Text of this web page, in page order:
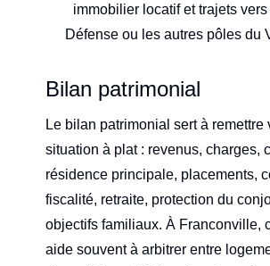
immobilier locatif et trajets
Défense ou les autres pôles du
Bilan patrimonial
Le bilan patrimonial sert à remettre
situation à plat : revenus, charges,
résidence principale, placements,
fiscalité, retraite, protection du
objectifs familiaux. À Franconville,
aide souvent à arbitrer entre